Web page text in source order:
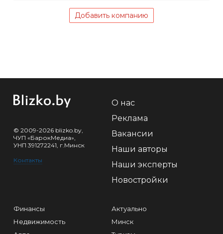
Добавить компанию
© 2009-2026 blizko.by,
ЧУП «БарокМедиа»,
УНП 391272241, г.Минск
Контакты
О нас
Реклама
Вакансии
Наши авторы
Наши эксперты
Новостройки
Финансы
Недвижимость
Актуально
Минск